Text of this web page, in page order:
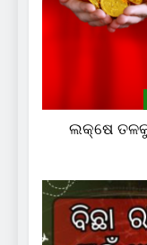
ଲକ୍ଷେ ତଳକୁ